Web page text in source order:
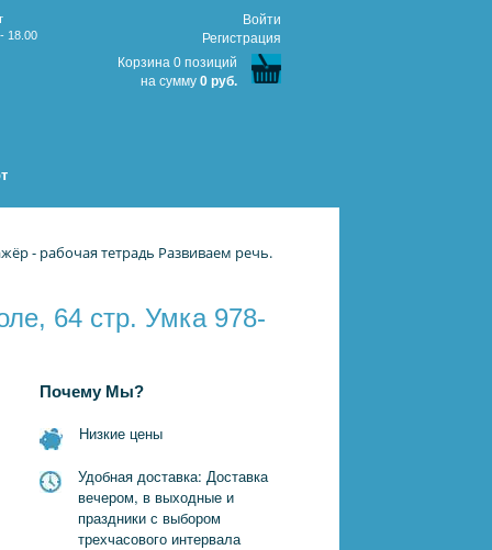
18.00
Войти
Регистрация
Корзина 0 позиций
на сумму 0 руб.
- рабочая тетрадь Развиваем речь.
64 стр. Умка 978-
Почему Мы?
Низкие цены
Удобная доставка: Доставка
вечером, в выходные и
праздники с выбором
трехчасового интервала